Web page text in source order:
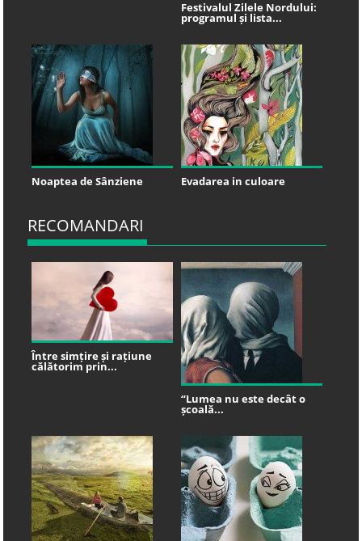
Festivalul Zilele Nordului:
programul și lista...
Noaptea de Sânziene Evadarea in culoare
RECOMANDARI
Între simțire și rațiune
călătorim prin...
“Lumea nu este decât o
școală...